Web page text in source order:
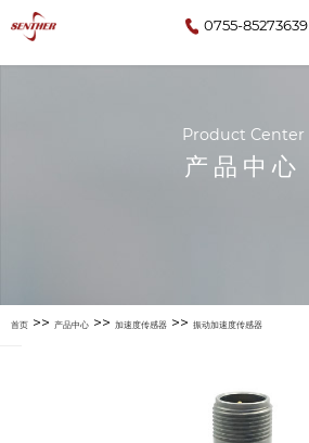
0755-85273639
Product Center
产品中心
首页 >> 产品中心 >> 加速度传感器 >> 振动加速度传感器